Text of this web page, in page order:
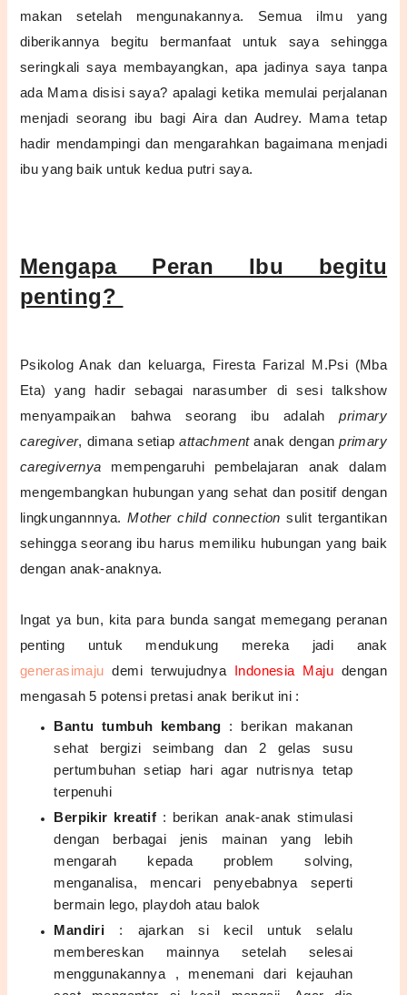
makan setelah mengunakannya. Semua ilmu yang
diberikannya begitu bermanfaat untuk saya sehingga
seringkali saya membayangkan, apa jadinya saya tanpa
ada Mama disisi saya? apalagi ketika memulai perjalanan
menjadi seorang ibu bagi Aira dan Audrey. Mama tetap
hadir mendampingi dan mengarahkan bagaimana menjadi
ibu yang baik untuk kedua putri saya.
Mengapa Peran Ibu begitu
penting?
Psikolog Anak dan keluarga, Firesta Farizal M.Psi (Mba
Eta) yang hadir sebagai narasumber di sesi talkshow
menyampaikan bahwa seorang ibu adalahprimary
caregiver, dimana setiapattachmentanak denganprimary
caregivernya mempengaruhi pembelajaran anak dalam
mengembangkan hubungan yang sehat dan positif dengan
lingkungannnya.Mother child connection sulit tergantikan
sehingga seorang ibu harus memiliku hubungan yang baik
dengan anak-anaknya.
Ingat ya bun, kita para bunda sangat memegang peranan
penting untuk mendukung mereka jadi anak
generasimaju demi terwujudnya Indonesia Maju dengan
mengasah 5 potensi pretasi anak berikut ini :
Bantu tumbuh kembang : berikan makanan
sehat bergizi seimbang dan 2 gelas susu
pertumbuhan setiap hari agar nutrisnya tetap
terpenuhi
Berpikir kreatif : berikan anak-anak stimulasi
dengan berbagai jenis mainan yang lebih
mengarah kepada problem solving,
menganalisa, mencari penyebabnya seperti
bermain lego, playdoh atau balok
Mandiri : ajarkan si kecil untuk selalu
membereskan mainnya setelah selesai
menggunakannya , menemani dari kejauhan